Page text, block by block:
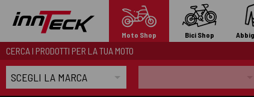
Moto Shop Bici Shop
CERCA I PRODOTTI PER LA TUA MOTO